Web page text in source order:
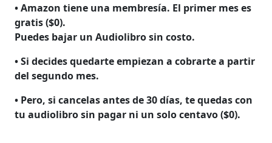
• Amazon tiene una membresía. El primer mes es
gratis ($0).
Puedes bajar un Audiolibro sin costo.
• Si decides quedarte empiezan a cobrarte a partir
del segundo mes.
• Pero, si cancelas antes de 30 días, te quedas con
tu audiolibrosin pagar ni un solo centavo ($0).